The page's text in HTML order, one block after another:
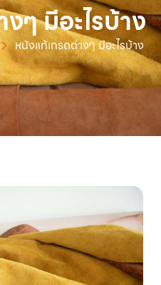
ๆ มีอะไรบ้าง
หนังแท้เกรดต่างๆ มีอะไรบ้าง